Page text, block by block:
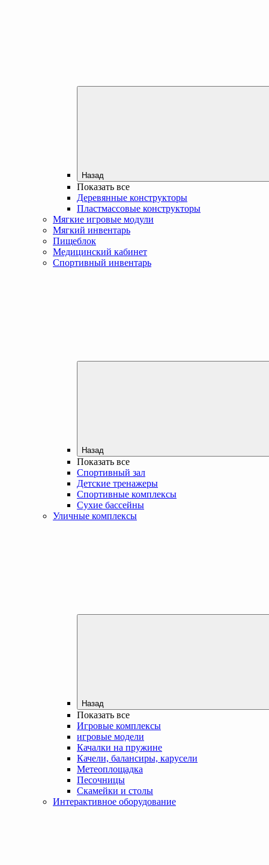
Назад
Показать все
Деревянные конструкторы
Пластмассовые конструкторы
Мягкие игровые модули
Мягкий инвентарь
Пищеблок
Медицинский кабинет
Спортивный инвентарь
Назад
Показать все
Спортивный зал
Детские тренажеры
Спортивные комплексы
Сухие бассейны
Уличные комплексы
Назад
Показать все
Игровые комплексы
игровые модели
Качалки на пружине
Качели, балансиры, карусели
Метеоплощадка
Песочницы
Скамейки и столы
Интерактивное оборудование